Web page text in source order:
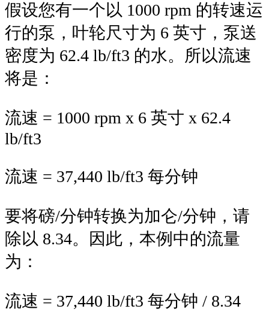
假设您有一个以 1000 rpm 的转速运
行的泵，叶轮尺寸为 6 英寸，泵送
密度为 62.4 lb/ft3 的水。所以流速
将是：
流速 = 1000 rpm x 6 英寸 x 62.4
lb/ft3
流速 = 37,440 lb/ft3 每分钟
要将磅/分钟转换为加仑/分钟，请
除以 8.34。因此，本例中的流量
为：
流速 = 37,440 lb/ft3 每分钟 / 8.34